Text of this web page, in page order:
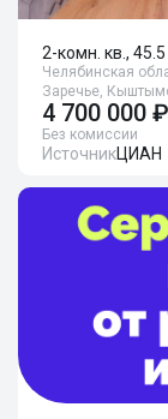
2-комн. кв.,
Челябинская
Заречье,
4 700 000 ₽
Без комиссии
ИсточникЦИАН